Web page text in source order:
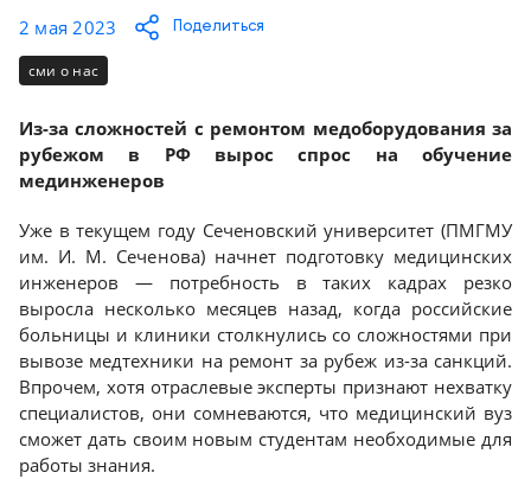
Trade-
in
Демозалы
и
оплата
Отзывы
о
товарах
8
(800)
2 мая 2023 Поделиться
сми о нас
Из-за сложностей с ремонтом медоборудования за
рубежом в РФ вырос спрос на обучение
мединженеров
Уже в текущем году Сеченовский университет (ПМГМУ
им. И. М. Сеченова) начнет подготовку медицинских
инженеров — потребность в таких кадрах резко
выросла несколько месяцев назад, когда российские
больницы и клиники столкнулись со сложностями при
вывозе медтехники на ремонт за рубеж из-за санкций.
Впрочем, хотя отраслевые эксперты признают нехватку
специалистов, они сомневаются, что медицинский вуз
сможет дать своим новым студентам необходимые для
работы знания.